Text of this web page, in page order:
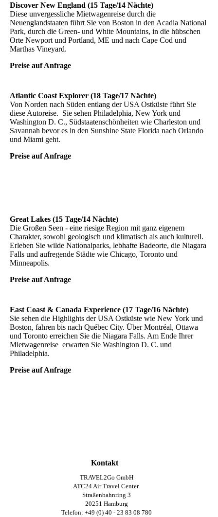
Discover New England (15 Tage/14 Nächte)
Diese unvergessliche Mietwagenreise durch die
Neuenglandstaaten führt Sie von Boston in den Acadia National
Park, durch die Green- und White Mountains, in die hübschen
Orte Newport und Portland, ME und nach Cape Cod und
Marthas Vineyard.
Preise auf Anfrage
Atlantic Coast Explorer (18 Tage/17 Nächte)
Von Norden nach Süden entlang der USA Ostküste führt Sie
diese Autoreise. Sie sehen Philadelphia, New York und
Washington D. C., Südstaatenschönheiten wie Charleston und
Savannah bevor es in den Sunshine State Florida nach Orlando
und Miami geht.
Preise auf Anfrage
Great Lakes (15 Tage/14 Nächte)
Die Großen Seen - eine riesige Region mit ganz eigenem
Charakter, sowohl geologisch und klimatisch als auch kulturell.
Erleben Sie wilde Nationalparks, lebhafte Badeorte, die Niagara
Falls und aufregende Städte wie Chicago, Toronto und
Minneapolis.
Preise auf Anfrage
East Coast & Canada Experience (17 Tage/16 Nächte)
Sie sehen die Highlights der USA Ostküste wie New York und
Boston, fahren bis nach Québec City. Über Montréal, Ottawa
und Toronto erreichen Sie die Niagara Falls. Am Ende Ihrer
Mietwagenreise erwarten Sie Washington D. C. und
Philadelphia.
Preise auf Anfrage
Kontakt
TRAVEL2Go GmbH
ATC24 Air Travel Center
Straßenbahnring 3
20251 Hamburg
Telefon: +49 (0) 40 - 23 83 08 780